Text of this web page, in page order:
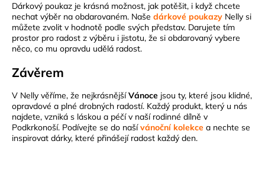
Dárkový poukaz je krásná možnost, jak potěšit, i když chcete
nechat výběr na obdarovaném. Naše dárkové poukazy Nelly si
můžete zvolit v hodnotě podle svých představ. Darujete tím
prostor pro radost z výběru i jistotu, že si obdarovaný vybere
něco, co mu opravdu udělá radost.
Závěrem
V Nelly věříme, že nejkrásnějšíVánoce jsou ty, které jsou klidné,
opravdové a plné drobných radostí. Každý produkt, který u nás
najdete, vzniká s láskou a péčí v naší rodinné dílně v
Podkrkonoší. Podívejte se do našívánoční kolekce a nechte se
inspirovat dárky, které přinášejí radost každý den.